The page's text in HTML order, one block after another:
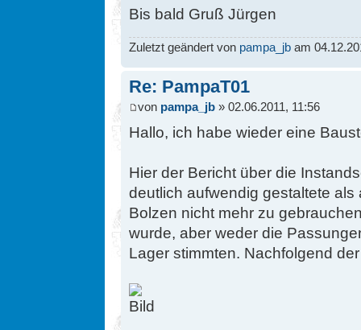
Bis bald Gruß Jürgen
Zuletzt geändert von pampa_jb am
Re: PampaT01
von pampa_jb » 02.06.2011, 11:56
Hallo, ich habe wieder eine
Hier der Bericht über die
deutlich aufwendig gestaltete
Bolzen nicht mehr zu
wurde, aber weder die
Lager stimmten. Nachfolgend